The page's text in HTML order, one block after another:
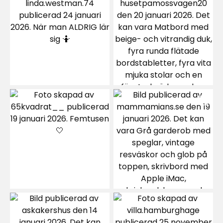
LA
Mycket prisvärd. Har en liknande sen tidigare.
Jättebra matta medundersida av gummi o
lägga i köket Som inte glider när jag går dåligt.
5 månader sedan
Passar perfekt i min hall.
10 månader sedan